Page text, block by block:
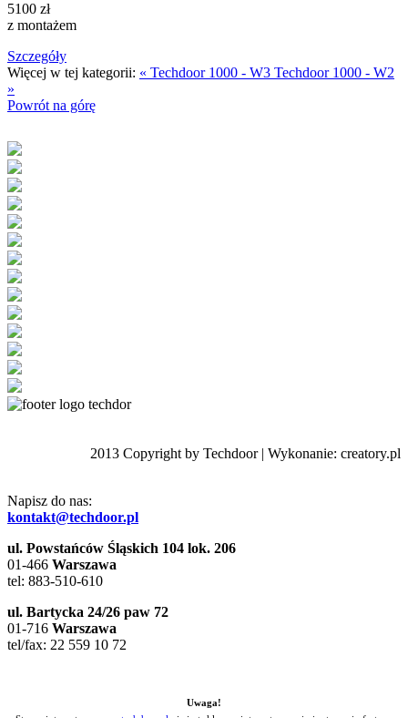
5100 zł
z montażem
Szczegóły
Więcej w tej kategorii: « Techdoor 1000 - W3 Techdoor 1000 - W2
»
Powrót na górę
2013 Copyright by Techdoor | Wykonanie: creatory.pl
Napisz do nas:
kontakt@techdoor.pl
ul. Powstańców Śląskich 104 lok. 206
01-466 Warszawa
tel: 883-510-610
ul. Bartycka 24/26 paw 72
01-716 Warszawa
tel/fax: 22 559 10 72
Uwaga!